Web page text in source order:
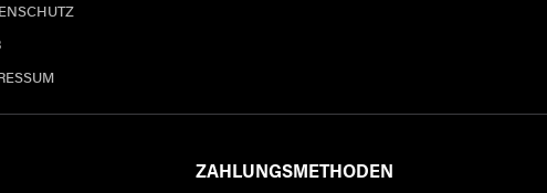
ZAHLUNGSMETHODEN